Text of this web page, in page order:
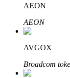
Blocages BTR
Des
AEON
AEON
AVGOX
Broadcom